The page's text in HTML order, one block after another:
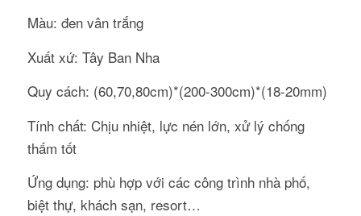
Màu: đen vân trắng
Xuất xứ: Tây Ban Nha
Quy cách: (60,70,80cm)*(200-300cm)*(18-20mm)
Tính chất: Chịu nhiệt, lực nén lớn, xử lý chống
thấm tốt
Ứng dụng: phù hợp với các công trình nhà phố,
biệt thự, khách sạn, resort…